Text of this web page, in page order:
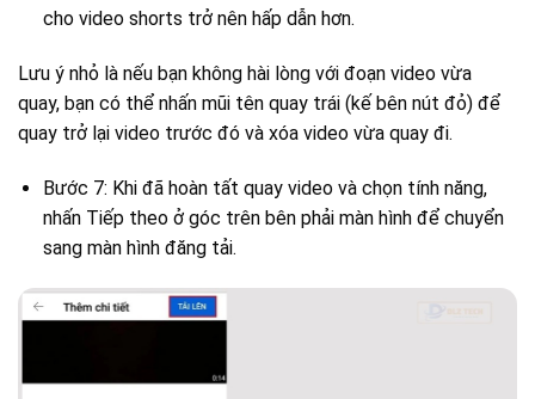
cho video shorts trở nên hấp dẫn hơn.
Lưu ý nhỏ là nếu bạn không hài lòng với đoạn video vừa
quay, bạn có thể nhấn mũi tên quay trái (kế bên nút đỏ) để
quay trở lại video trước đó và xóa video vừa quay đi.
Bước 7: Khi đã hoàn tất quay video và chọn tính năng,
nhấn Tiếp theo ở góc trên bên phải màn hình để chuyển
sang màn hình đăng tải.